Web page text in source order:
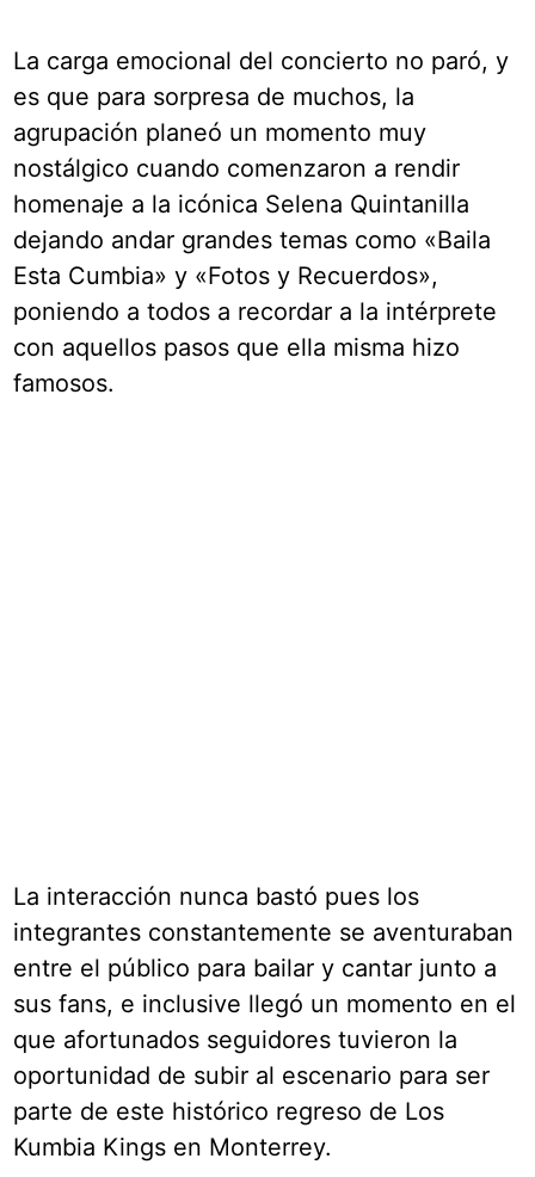
La carga emocional del concierto no paró, y
es que para sorpresa de muchos, la
agrupación planeó un momento muy
nostálgico cuando comenzaron a rendir
homenaje a la icónica Selena Quintanilla
dejando andar grandes temas como «Baila
Esta Cumbia» y «Fotos y Recuerdos»,
poniendo a todos a recordar a la intérprete
con aquellos pasos que ella misma hizo
famosos.
La interacción nunca bastó pues los
integrantes constantemente se aventuraban
entre el público para bailar y cantar junto a
sus fans, e inclusive llegó un momento en el
que afortunados seguidores tuvieron la
oportunidad de subir al escenario para ser
parte de este histórico regreso de Los
Kumbia Kings en Monterrey.